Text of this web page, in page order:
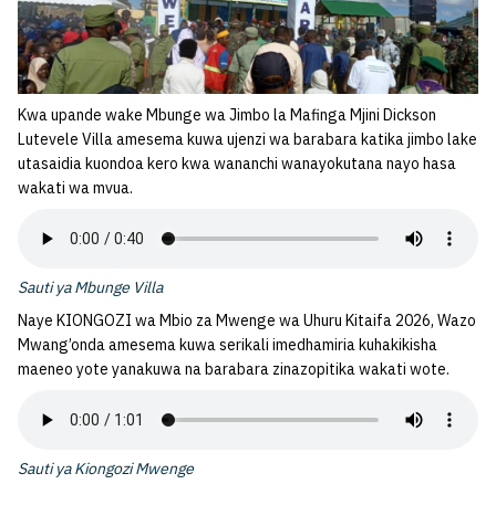
Kwa upande wake Mbunge wa Jimbo la Mafinga Mjini Dickson
Lutevele Villa amesema kuwa ujenzi wa barabara katika jimbo lake
utasaidia kuondoa kero kwa wananchi wanayokutana nayo hasa
wakati wa mvua.
Sauti ya Mbunge Villa
Naye KIONGOZI wa Mbio za Mwenge wa Uhuru Kitaifa 2026, Wazo
Mwang’onda amesema kuwa serikali imedhamiria kuhakikisha
maeneo yote yanakuwa na barabara zinazopitika wakati wote.
Sauti ya Kiongozi Mwenge